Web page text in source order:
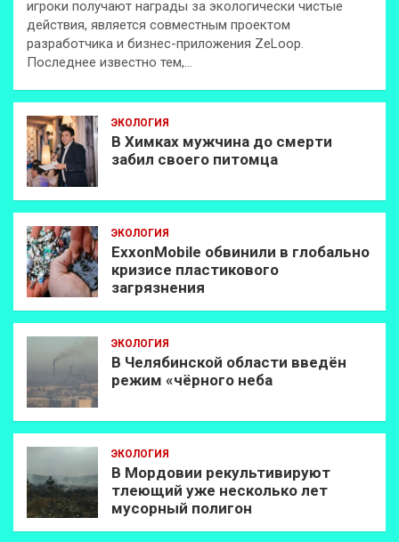
игроки получают награды за экологически чистые
действия, является совместным проектом
разработчика и бизнес-приложения ZeLoop.
Последнее известно тем,…
ЭКОЛОГИЯ
В Химках мужчина до смерти
забил своего питомца
ЭКОЛОГИЯ
ExxonMobilе обвинили в глобально
кризисе пластикового
загрязнения
ЭКОЛОГИЯ
В Челябинской области введён
режим «чёрного неба
ЭКОЛОГИЯ
В Мордовии рекультивируют
тлеющий уже несколько лет
мусорный полигон